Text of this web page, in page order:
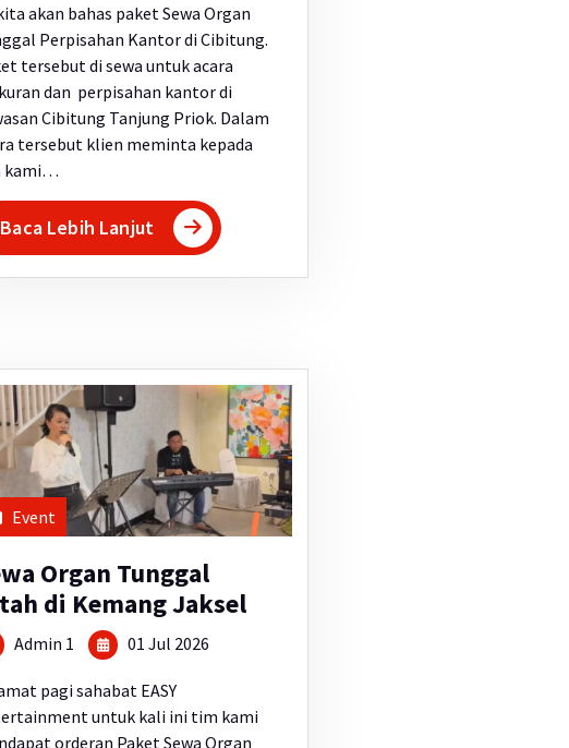
akan bahas paket Sewa Organ
Perpisahan Kantor di Cibitung.
tersebut di sewa untuk acara
dan perpisahan kantor di
Cibitung Tanjung Priok. Dalam
tersebut klien meminta kepada
kami…
Baca Lebih Lanjut
Event
Organ Tunggal
di Kemang Jaksel
Admin 1 01 Jul 2026
pagi sahabat EASY
untuk kali ini tim kami
orderan Paket Sewa Organ